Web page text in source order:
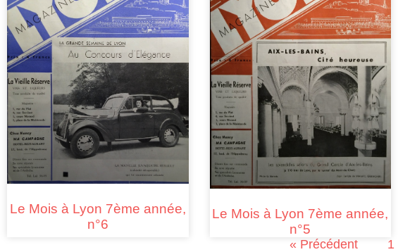
Le Mois à Lyon 7ème année,
n°6
Le Mois à Lyon 7ème année,
n°5
« Précédent 1